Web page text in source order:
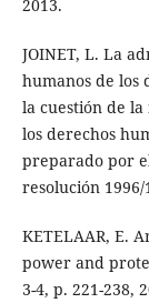
2013.
JOINET, L. La
humanos de los
la cuestión de
los derechos
preparado por
resolución 1996/
KETELAAR, E.
power and
3-4, p. 221-238,